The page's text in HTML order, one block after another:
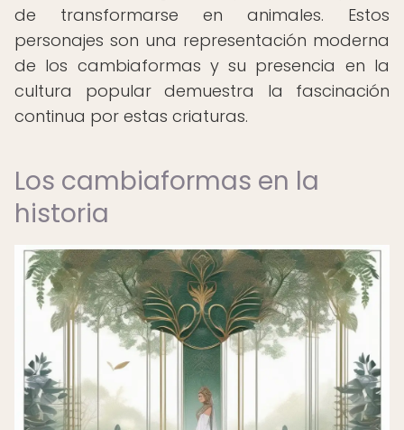
de transformarse en animales. Estos
personajes son una representación moderna
de los cambiaformas y su presencia en la
cultura popular demuestra la fascinación
continua por estas criaturas.
Los cambiaformas en la
historia